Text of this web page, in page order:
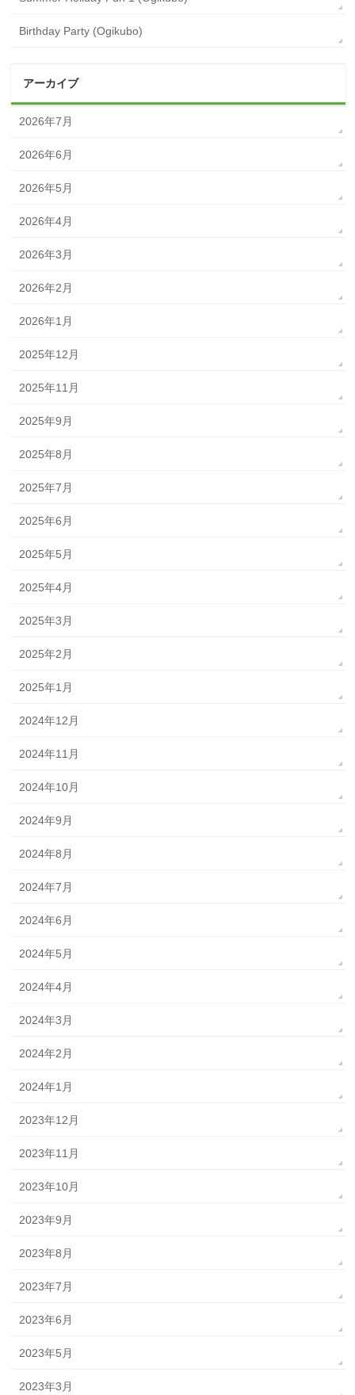
Birthday Party (Ogikubo)
アーカイブ
2026年7月
2026年6月
2026年5月
2026年4月
2026年3月
2026年2月
2026年1月
2025年12月
2025年11月
2025年9月
2025年8月
2025年7月
2025年6月
2025年5月
2025年4月
2025年3月
2025年2月
2025年1月
2024年12月
2024年11月
2024年10月
2024年9月
2024年8月
2024年7月
2024年6月
2024年5月
2024年4月
2024年3月
2024年2月
2024年1月
2023年12月
2023年11月
2023年10月
2023年9月
2023年8月
2023年7月
2023年6月
2023年5月
2023年3月